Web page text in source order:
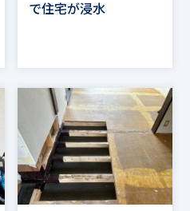
で住宅が浸水